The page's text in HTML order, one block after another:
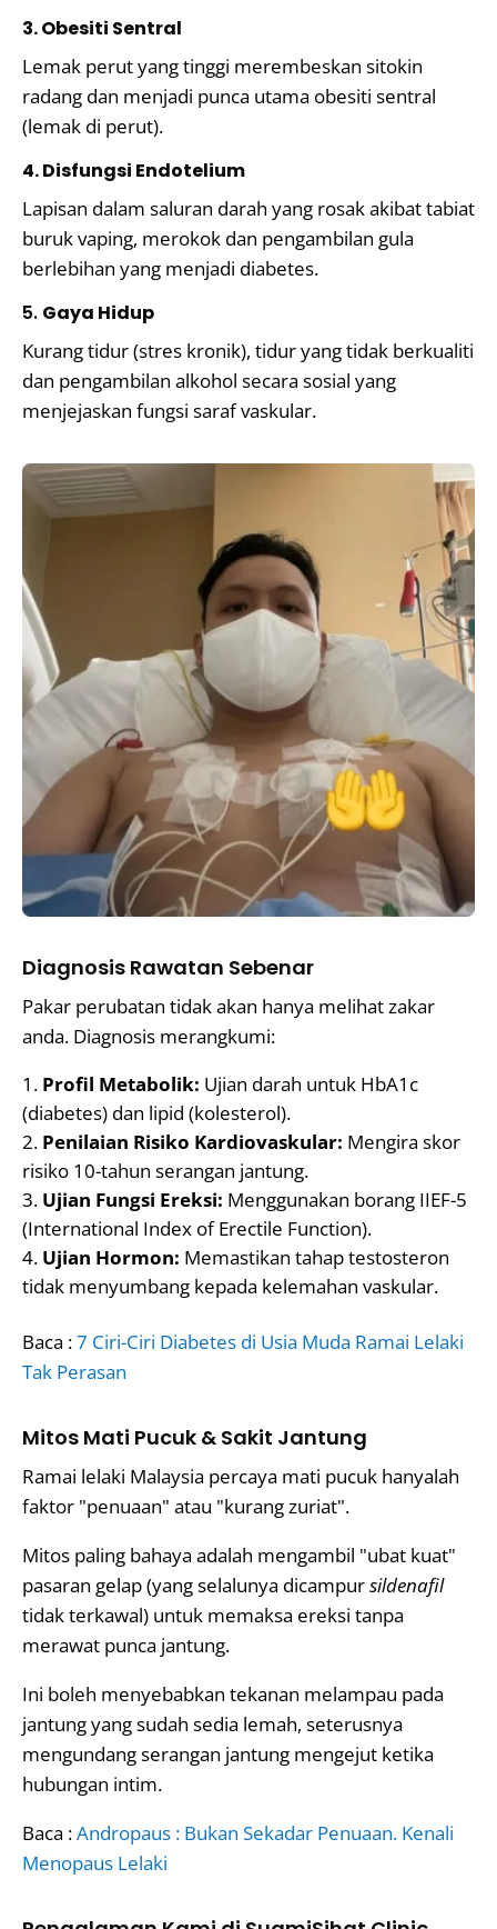
3. Obesiti Sentral
Lemak perut yang tinggi merembeskan sitokin
radang dan menjadi punca utama obesiti sentral
(lemak di perut).
4. Disfungsi Endotelium
Lapisan dalam saluran darah yang rosak akibat tabiat
buruk vaping, merokok dan pengambilan gula
berlebihan yang menjadi diabetes.
5. Gaya Hidup
Kurang tidur (stres kronik), tidur yang tidak berkualiti
dan pengambilan alkohol secara sosial yang
menjejaskan fungsi saraf vaskular.
Diagnosis Rawatan Sebenar
Pakar perubatan tidak akan hanya melihat zakar
anda. Diagnosis merangkumi:
Profil Metabolik: Ujian darah untuk HbA1c
(diabetes) dan lipid (kolesterol).
Penilaian Risiko Kardiovaskular: Mengira skor
risiko 10-tahun serangan jantung.
Ujian Fungsi Ereksi: Menggunakan borang IIEF-5
(International Index of Erectile Function).
Ujian Hormon: Memastikan tahap testosteron
tidak menyumbang kepada kelemahan vaskular.
Baca :7 Ciri-Ciri Diabetes di Usia Muda Ramai Lelaki
Tak Perasan
Mitos Mati Pucuk & Sakit Jantung
Ramai lelaki Malaysia percaya mati pucuk hanyalah
faktor "penuaan" atau "kurang zuriat".
Mitos paling bahaya adalah mengambil "ubat kuat"
pasaran gelap (yang selalunya dicampursildenafil
tidak terkawal) untuk memaksa ereksi tanpa
merawat punca jantung.
Ini boleh menyebabkan tekanan melampau pada
jantung yang sudah sedia lemah, seterusnya
mengundang serangan jantung mengejut ketika
hubungan intim.
Baca :Andropaus : Bukan Sekadar Penuaan. Kenali
Menopaus Lelaki